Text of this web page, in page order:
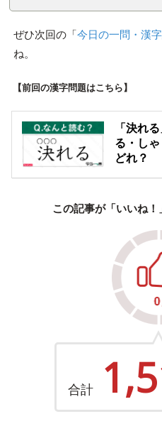
ぜひ次回の「今日の一問・漢
ね。
【前回の漢字問題はこちら】
「決れ
る・し
どれ？
この記事が「いいね！
合計